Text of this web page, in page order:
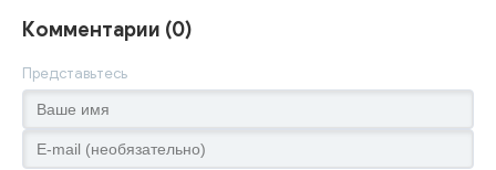
Комментарии (0)
Представьтесь